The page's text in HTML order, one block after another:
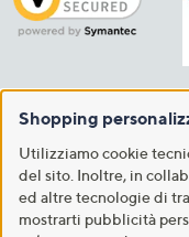
Shopping
Utilizziamo cookie
del sito. Inoltre, in
ed altre tecnologie di
mostrarti pubblicità